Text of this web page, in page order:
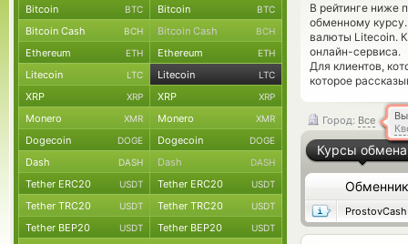
В рейтинге ниже
обменному
валюты Litecoin.
онлайн-сервиса.
Для клиентов,
которое
Город: Все
Курсы обмена
Обменник
ProstovCash
Bitcoin BTC Bitcoin BTC
Bitcoin Cash BCH Bitcoin Cash BCH
Ethereum ETH Ethereum ETH
Litecoin LTC Litecoin LTC
XRP XRP XRP XRP
Monero XMR Monero XMR
Dogecoin DOGE Dogecoin DOGE
Dash DASH Dash DASH
Tether ERC20 USDT Tether ERC20 USDT
Tether TRC20 USDT Tether TRC20 USDT
Tether BEP20 USDT Tether BEP20 USDT